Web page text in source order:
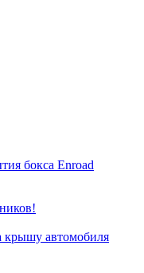
бокса Enroad
крышу автомобиля